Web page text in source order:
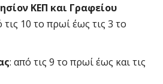
ΚΕΠ και Γραφείου
τις 10 το πρωί έως τις 3 το
: από τις 9 το πρωί έως και τις